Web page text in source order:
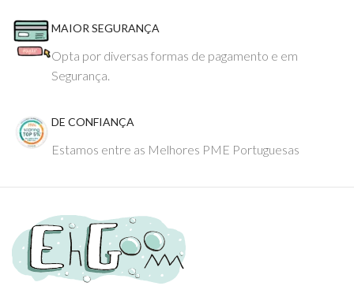
MAIOR SEGURANÇA
Opta por diversas formas de pagamento e em
Segurança.
DE CONFIANÇA
Estamos entre as Melhores PME Portuguesas